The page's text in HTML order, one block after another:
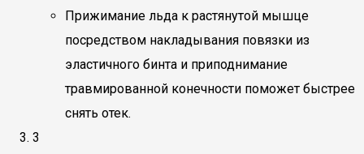
Прижимание льда к растянутой мышце
посредством накладывания повязки из
эластичного бинта и приподнимание
травмированной конечности поможет быстрее
снять отек.
3